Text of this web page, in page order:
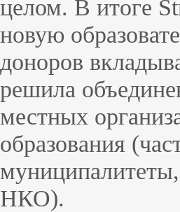
целом. В итоге
новую
доноров
решила
местных
образования
НКО).